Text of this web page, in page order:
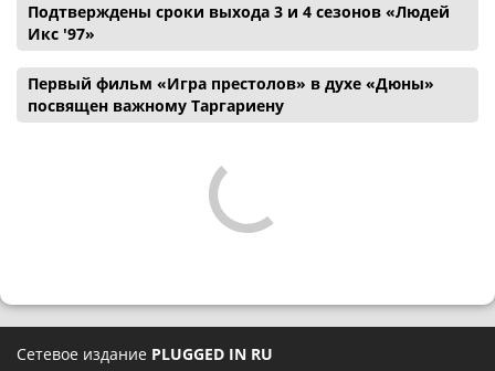
Подтверждены сроки выхода 3 и 4 сезонов «Людей
Икс '97»
Первый фильм «Игра престолов» в духе «Дюны»
посвящен важному Таргариену
Сетевое издание PLUGGED IN RU